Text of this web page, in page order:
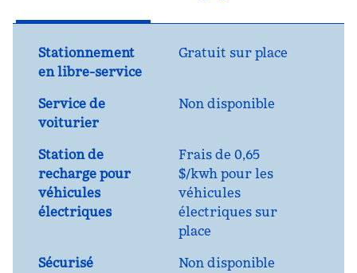
Stationnement
en libre-service
Gratuit sur place
Service de
voiturier
Non disponible
Station de
recharge pour
véhicules
électriques
Frais de 0,65
$/kwh pour les
véhicules
électriques sur
place
Sécurisé
Non disponible